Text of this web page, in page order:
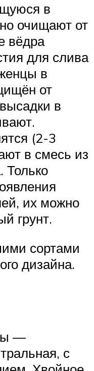
в
очищают от
вёдра
для слива
в
от
в
(2-3
в смесь из
Только
их можно
грунт.
сортами
дизайна.
—
с